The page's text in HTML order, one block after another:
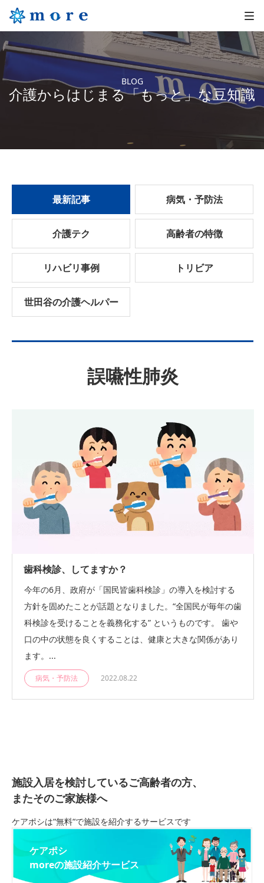
BLOG
介護からはじまる「もっと」な豆知識
最新記事 病気・予防法
介護テク 高齢者の特徴
リハビリ事例 トリビア
世田谷の介護ヘルパー
誤嚥性肺炎
歯科検診、してますか？
今年の6月、政府が「国民皆歯科検診」の導入を検討する
方針を固めたことが話題となりました。“全国民が毎年の歯
科検診を受けることを義務化する” というものです。 歯や
口の中の状態を良くすることは、健康と大きな関係があり
ます。...
病気・予防法 2022.08.22
施設入居を検討しているご高齢者の方、
またそのご家族様へ
ケアポシは“無料“で施設を紹介するサービスです
ケアポシ
moreの施設紹介サービス